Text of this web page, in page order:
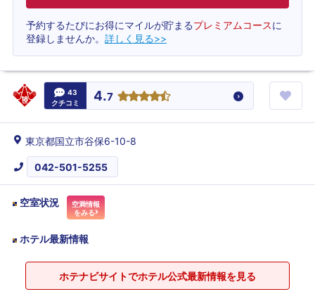
予約するたびにお得にマイルが貯まるプレミアムコースに
登録しませんか。 詳しく見る>>
43
クチコミ
4.7
東京都国立市谷保6-10-8
042-501-5255
空室状況
空満情報
をみる
ホテル最新情報
ホテナビサイトでホテル公式最新情報を見る